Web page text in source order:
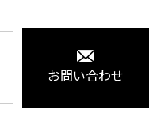
お問い合わせ